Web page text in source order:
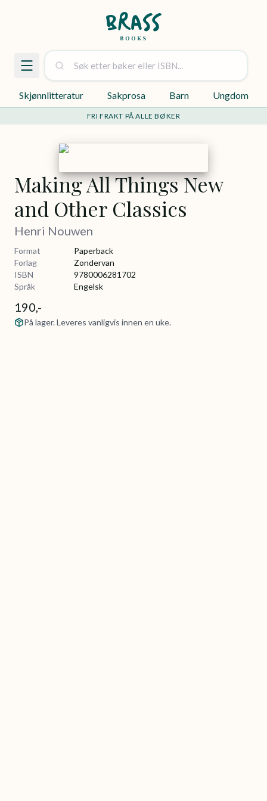
Skjønnlitteratur Sakprosa Barn Ungdom
FRI FRAKT PÅ ALLE BØKER
Making All Things New
and Other Classics
Henri Nouwen
Format
Paperback
Forlag
Zondervan
ISBN
9780006281702
Språk
Engelsk
190,-
På lager. Leveres vanligvis innen en uke.